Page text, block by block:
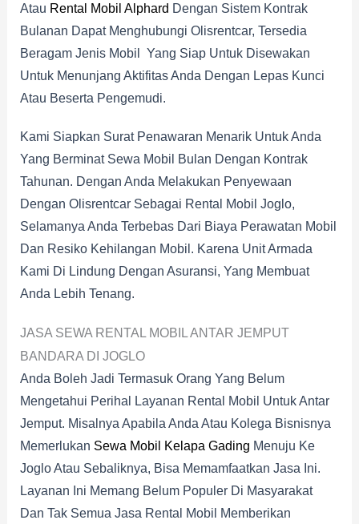
Atau Rental Mobil Alphard Dengan Sistem Kontrak
Bulanan Dapat Menghubungi Olisrentcar, Tersedia
Beragam Jenis Mobil Yang Siap Untuk Disewakan
Untuk Menunjang Aktifitas Anda Dengan Lepas Kunci
Atau Beserta Pengemudi.
Kami Siapkan Surat Penawaran Menarik Untuk Anda
Yang Berminat Sewa Mobil Bulan Dengan Kontrak
Tahunan. Dengan Anda Melakukan Penyewaan
Dengan Olisrentcar Sebagai Rental Mobil Joglo,
Selamanya Anda Terbebas Dari Biaya Perawatan Mobil
Dan Resiko Kehilangan Mobil. Karena Unit Armada
Kami Di Lindung Dengan Asuransi, Yang Membuat
Anda Lebih Tenang.
JASA SEWA RENTAL MOBIL ANTAR JEMPUT
BANDARA DI JOGLO
Anda Boleh Jadi Termasuk Orang Yang Belum
Mengetahui Perihal Layanan Rental Mobil Untuk Antar
Jemput. Misalnya Apabila Anda Atau Kolega Bisnisnya
Memerlukan Sewa Mobil Kelapa Gading Menuju Ke
Joglo Atau Sebaliknya, Bisa Memamfaatkan Jasa Ini.
Layanan Ini Memang Belum Populer Di Masyarakat
Dan Tak Semua Jasa Rental Mobil Memberikan